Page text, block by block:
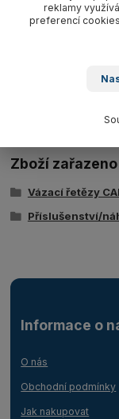
Zboží
Vázací řetězy
Příslušenství/
Informace o
O nás
Obchodní podmínky
Jak nakupovat
reklamy
preferencí